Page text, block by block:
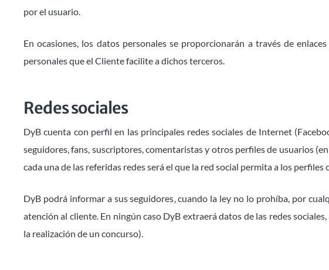
por el usuario.
En ocasiones, los datos personales se proporcionarán a través de
personales que el Cliente facilite a dichos terceros.
Redes sociales
DyB cuenta con perfil en las principales redes sociales de Internet
seguidores, fans, suscriptores, comentaristas y otros perfiles de usuarios
cada una de las referidas redes será el que la red social permita a los perfiles
DyB podrá informar a sus seguidores, cuando la ley no lo prohíba, por
atención al cliente. En ningún caso DyB extraerá datos de las redes
la realización de un concurso).